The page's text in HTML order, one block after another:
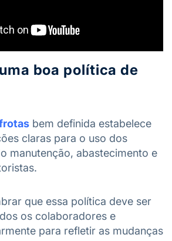
boa política de
bem definida estabelece
claras para o uso dos
manutenção, abastecimento e
que essa política deve ser
os colaboradores e
para refletir as mudanças